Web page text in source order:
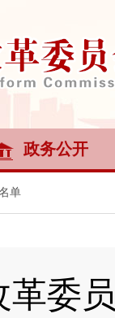
政务公开
单
委